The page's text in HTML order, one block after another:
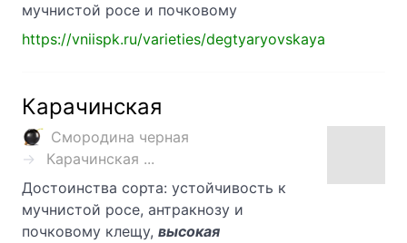
мучнистой росе и почковому
https://vniispk.ru/varieties/degtyaryovskaya
Карачинская
Смородина черная
Карачинская ...
Достоинства сорта: устойчивость к
мучнистой росе, антракнозу и
почковому клещу, высокая